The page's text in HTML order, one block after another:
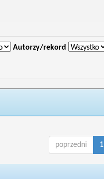
Autorzy/rekord
poprzedni 1